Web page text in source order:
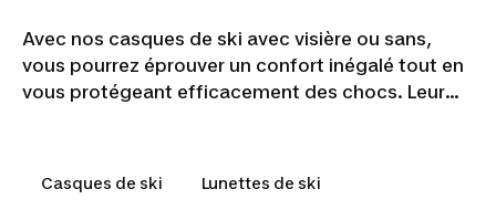
Avec nos casques de ski avec visière ou sans,
vous pourrez éprouver un confort inégalé tout en
vous protégeant efficacement des chocs. Leur
d'une aération optimale pour profiter de votre
journée à l’éxterieur.
Casques de ski Lunettes de ski